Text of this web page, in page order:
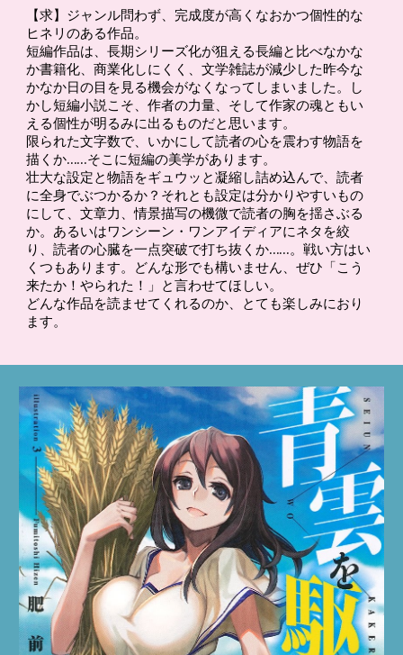
【求】ジャンル問わず、完成度が高くなおかつ個性的な
ヒネリのある作品。
短編作品は、長期シリーズ化が狙える長編と比べなかな
か書籍化、商業化しにくく、文学雑誌が減少した昨今な
かなか日の目を見る機会がなくなってしまいました。し
かし短編小説こそ、作者の力量、そして作家の魂ともい
える個性が明るみに出るものだと思います。
限られた文字数で、いかにして読者の心を震わす物語を
描くか……そこに短編の美学があります。
壮大な設定と物語をギュウッと凝縮し詰め込んで、読者
に全身でぶつかるか？それとも設定は分かりやすいもの
にして、文章力、情景描写の機微で読者の胸を揺さぶる
か。あるいはワンシーン・ワンアイディアにネタを絞
り、読者の心臓を一点突破で打ち抜くか……。戦い方はい
くつもあります。どんな形でも構いません、ぜひ「こう
来たか！やられた！」と言わせてほしい。
どんな作品を読ませてくれるのか、とても楽しみにおり
ます。